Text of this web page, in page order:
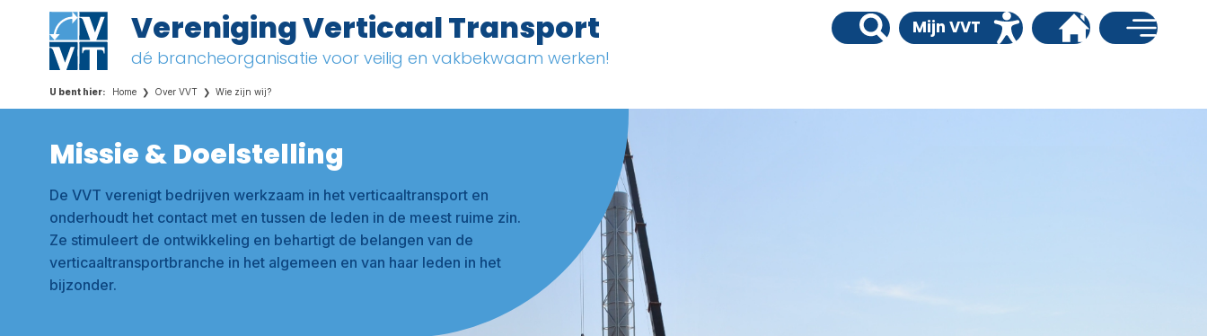
Vereniging Verticaal Transport
dé brancheorganisatie voor veilig en vakbekwaam werken!
Mijn VVT
Home Over VVT Wie zijn wij?
Missie & Doelstelling
De VVT verenigt bedrijven werkzaam in het verticaaltransport en
onderhoudt het contact met en tussen de leden in de meest ruime zin.
Ze stimuleert de ontwikkeling en behartigt de belangen van de
verticaaltransportbranche in het algemeen en van haar leden in het
bijzonder.